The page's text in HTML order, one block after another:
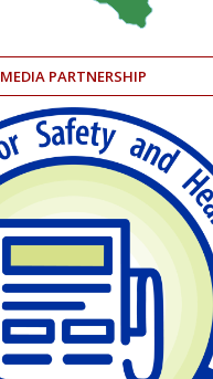
MEDIA PARTNERSHIP